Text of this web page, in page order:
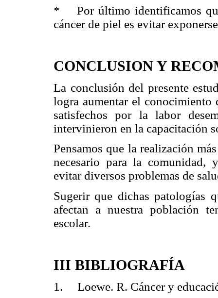
* Por último identificamos
cáncer de piel es evitar
CONCLUSION Y
La conclusión del presente
logra aumentar el conocimiento
satisfechos por la labor
intervinieron en la capacitación
Pensamos que la realización
necesario para la comunidad,
evitar diversos problemas de
Sugerir que dichas patologías
afectan a nuestra población
escolar.
III BIBLIOGRAFÍA
1. Loewe. R. Cáncer y